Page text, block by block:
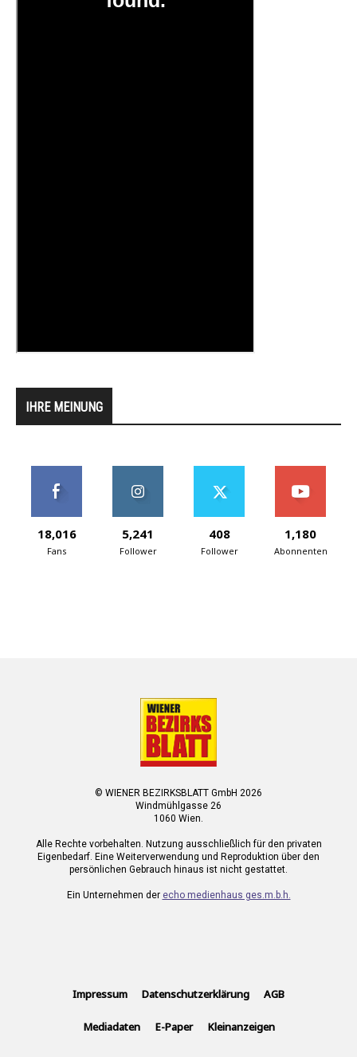
IHRE MEINUNG
18,016
Fans
5,241
Follower
408
Follower
1,180
Abonnenten
© WIENER BEZIRKSBLATT GmbH 2026
Windmühlgasse 26
1060 Wien.
Alle Rechte vorbehalten. Nutzung ausschließlich für den privaten
Eigenbedarf. Eine Weiterverwendung und Reproduktion über den
persönlichen Gebrauch hinaus ist nicht gestattet.
Ein Unternehmen der echo medienhaus ges.m.b.h.
Impressum Datenschutzerklärung AGB
Mediadaten E-Paper Kleinanzeigen